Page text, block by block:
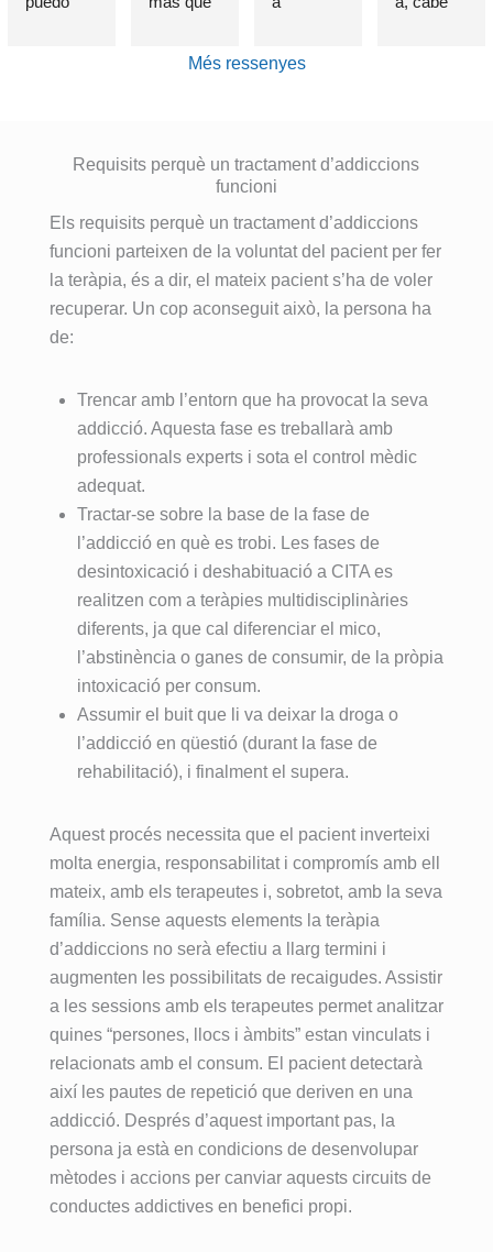
elegido
clínica es
mejores
decisione
s que he
El método
basa una
desintoxic
trata de
ayudar a
encontrar
un estilo
basado
bienestar
como
mental en
el que las
adiccione
s no
tienen
cabida.
Para ello
cuentan
con un
equipo
terapeuta
s que
acompañ
Clínica de
ación de
adiccione
s, estuve
e roto
después
o dejar
atrás mis
adiccione
creía que
imposible
salir
adelante
con mi
vida.
Con el
transcurs
o del
tratamient
y grupal
que me
ofrecieron
he vuelto
a ver la
luz ✨✨✨
Atención
permanen
te y
cuidado
excepcio
nal.
as
gracias a
de
adicción,
se cual
esta es la
MEJOR
clínica del
tratamient
o
especializ
multidisci
nan, en
un
ambiente
excepcio
además
de la
desintoxic
unas
herramien
tas que
transform
an por
completo
la vida.
Un equipo
increíble.
insustible
exquisito
trato ,
historia
paciente ,
su
junta a
destacarí
la que no
se le
puede
es una
atención
como no
había
recibido
en los 2
otros
Més ressenyes
Requisits perquè un tractament d’addiccions
funcioni
Els requisits perquè un tractament d’addiccions
funcioni parteixen de la voluntat del pacient per fer
la teràpia, és a dir, el mateix pacient s’ha de voler
recuperar. Un cop aconseguit això, la persona ha
de:
Trencar amb l’entorn que ha provocat la seva
addicció. Aquesta fase es treballarà amb
professionals experts i sota el control mèdic
adequat.
Tractar-se sobre la base de la fase de
l’addicció en què es trobi. Les fases de
desintoxicació i deshabituació a CITA es
realitzen com a teràpies multidisciplinàries
diferents, ja que cal diferenciar el mico,
l’abstinència o ganes de consumir, de la pròpia
intoxicació per consum.
Assumir el buit que li va deixar la droga o
l’addicció en qüestió (durant la fase de
rehabilitació), i finalment el supera.
Aquest procés necessita que el pacient inverteixi
molta energia, responsabilitat i compromís amb ell
mateix, amb els terapeutes i, sobretot, amb la seva
família. Sense aquests elements la teràpia
d’addiccions no serà efectiu a llarg termini i
augmenten les possibilitats de recaigudes. Assistir
a les sessions amb els terapeutes permet analitzar
quines “persones, llocs i àmbits” estan vinculats i
relacionats amb el consum. El pacient detectarà
així les pautes de repetició que deriven en una
addicció. Després d’aquest important pas, la
persona ja està en condicions de desenvolupar
mètodes i accions per canviar aquests circuits de
conductes addictives en benefici propi.